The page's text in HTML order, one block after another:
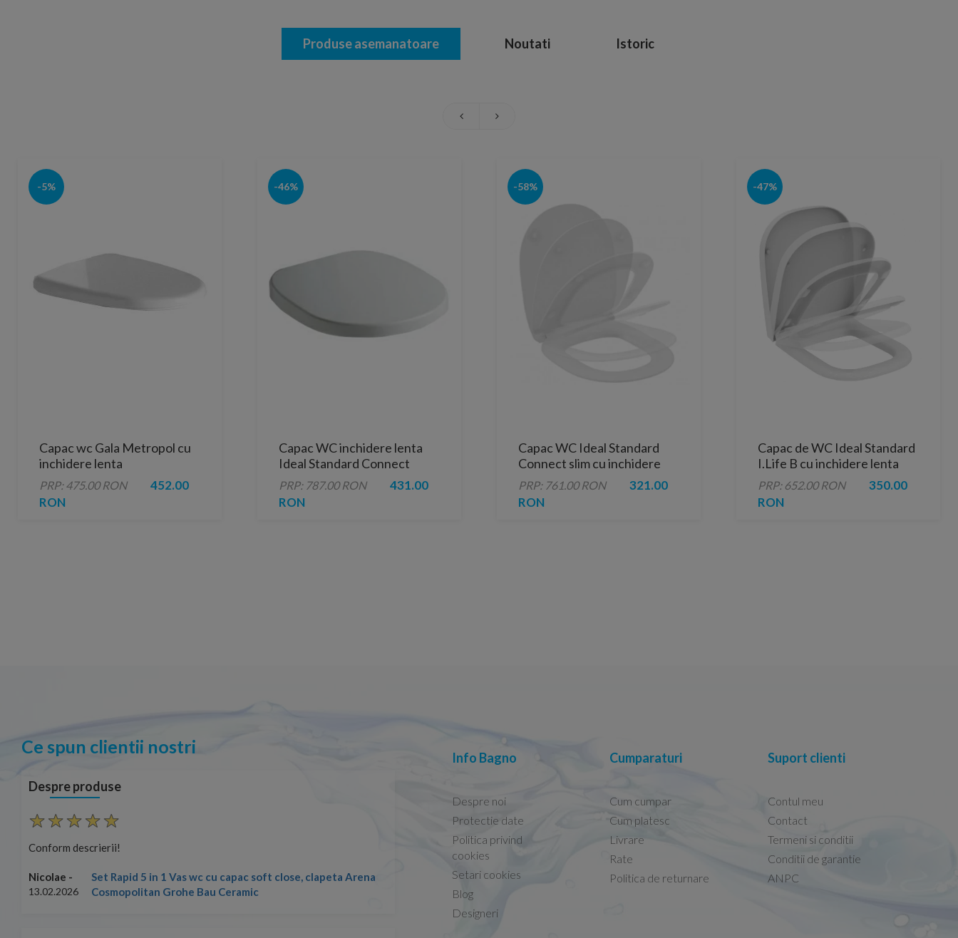
Produse asemanatoare Noutati Istoric
-5%
Capac wc Gala Metropol cu
inchidere lenta
PRP: 475.00 RON
452.00
RON
-46%
Capac WC inchidere lenta
Ideal Standard Connect
Space
PRP: 787.00 RON
431.00
RON
-58%
Capac WC Ideal Standard
Connect slim cu inchidere
soft-close
PRP: 761.00 RON
321.00
RON
-47%
Capac de WC Ideal Standard
I.Life B cu inchidere lenta
PRP: 652.00 RON
350.00
RON
Ce spun clientii nostri
Despre produse
Conform descrierii!
Nicolae -
13.02.2026
Set Rapid 5 in 1 Vas wc cu capac soft close, clapeta Arena
Cosmopolitan Grohe Bau Ceramic
Conform descrierii!
13.02.2026
Capacele Grohe sunt de bună calitate și se
Marius -08.02.2026
Info Bagno
Despre noi
Protectie date
Politica privind
cookies
Setari cookies
Blog
Designeri
Cumparaturi
Cum cumpar
Cum platesc
Livrare
Rate
Politica de returnare
Suport clienti
Contul meu
Contact
Termeni si conditii
Conditii de garantie
ANPC